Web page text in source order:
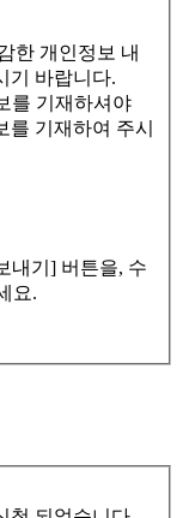
한 개인정보 내
기 바랍니다.
를 기재하셔야
기재하여 주시
내기] 버튼을, 수
요.